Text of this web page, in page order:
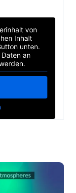
von
Inhalt
unten.
an